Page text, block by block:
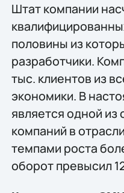
Штат компании
половины из
разработчики.
тыс. клиентов из
экономики. В
является одной
компаний в
темпами роста
оборот превысил